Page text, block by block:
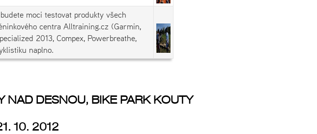
moci testovat produkty všech
centra Alltraining.cz (Garmin,
2013, Compex, Powerbreathe,
naplno.
NAD DESNOU, BIKE PARK KOUTY
10. 2012